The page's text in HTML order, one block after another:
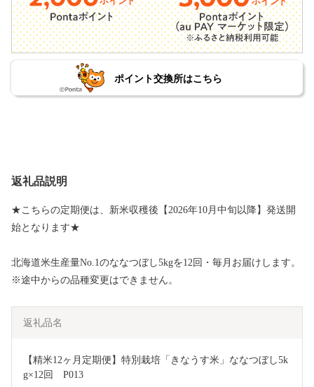
ポイント交換所はこちら
返礼品説明
★こちらの定期便は、新米収穫後【2026年10月中旬以降】発送開
始となります★
北海道米生産量No.1のななつぼし5kgを12回・毎月お届けします。
※途中からの品種変更はできません。
返礼品名
【精米12ヶ月定期便】特別栽培「きなうす米」ななつぼし5k
g×12回　P013